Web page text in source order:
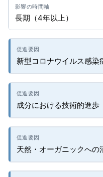
長期（4年以上）
新型コロナウイルス感
成分における技術的進歩
天然・オーガニックへの